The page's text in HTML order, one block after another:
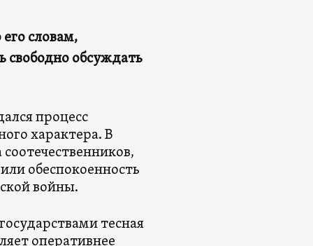
словам,
свободно обсуждать
процесс
характера. В
обеспокоенность
войны.
тесная
оперативнее